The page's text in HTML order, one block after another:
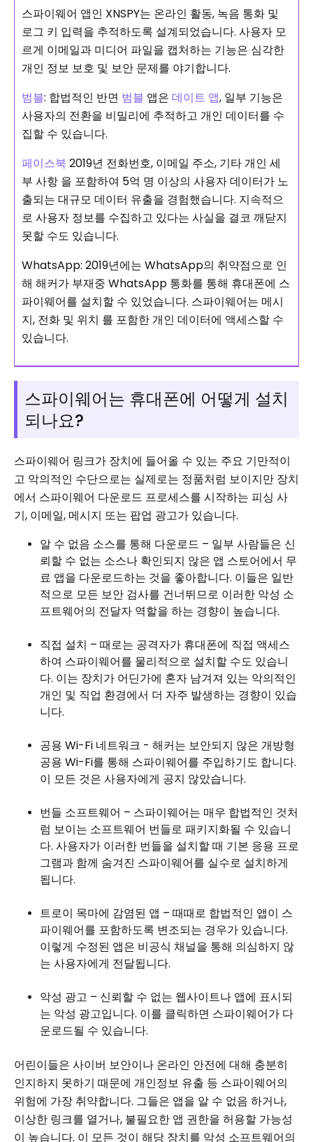
스파이웨어 앱인 XNSPY는 온라인 활동, 녹음 통화 및
로그 키 입력을 추적하도록 설계되었습니다. 사용자 모
르게 이메일과 미디어 파일을 캡처하는 기능은 심각한
개인 정보 보호 및 보안 문제를 야기합니다.
범블: 합법적인 반면 범블 앱은 데이트 앱, 일부 기능은
사용자의 전환을 비밀리에 추적하고 개인 데이터를 수
집할 수 있습니다.
페이스북 2019년 전화번호, 이메일 주소, 기타 개인 세
부 사항 을 포함하여 5억 명 이상의 사용자 데이터가 노
출되는 대규모 데이터 유출을 경험했습니다. 지속적으
로 사용자 정보를 수집하고 있다는 사실을 결코 깨닫지
못할 수도 있습니다.
WhatsApp: 2019년에는 WhatsApp의 취약점으로 인
해 해커가 부재중 WhatsApp 통화를 통해 휴대폰에 스
파이웨어를 설치할 수 있었습니다. 스파이웨어는 메시
지, 전화 및 위치 를 포함한 개인 데이터에 액세스할 수
있습니다.
스파이웨어는 휴대폰에 어떻게 설치
되나요?
스파이웨어 링크가 장치에 들어올 수 있는 주요 기만적이
고 악의적인 수단으로는 실제로는 정품처럼 보이지만 장치
에서 스파이웨어 다운로드 프로세스를 시작하는 피싱 사
기, 이메일, 메시지 또는 팝업 광고가 있습니다.
알 수 없음 소스를 통해 다운로드 – 일부 사람들은 신
뢰할 수 없는 소스나 확인되지 않은 앱 스토어에서 무
료 앱을 다운로드하는 것을 좋아합니다. 이들은 일반
적으로 모든 보안 검사를 건너뛰므로 이러한 악성 소
프트웨어의 전달자 역할을 하는 경향이 높습니다.
직접 설치 – 때로는 공격자가 휴대폰에 직접 액세스
하여 스파이웨어를 물리적으로 설치할 수도 있습니
다. 이는 장치가 어딘가에 혼자 남겨져 있는 악의적인
개인 및 직업 환경에서 더 자주 발생하는 경향이 있습
니다.
공용 Wi-Fi 네트워크 - 해커는 보안되지 않은 개방형
공용 Wi-Fi를 통해 스파이웨어를 주입하기도 합니다.
이 모든 것은 사용자에게 공지 않았습니다.
번들 소프트웨어 – 스파이웨어는 매우 합법적인 것처
럼 보이는 소프트웨어 번들로 패키지화될 수 있습니
다. 사용자가 이러한 번들을 설치할 때 기본 응용 프로
그램과 함께 숨겨진 스파이웨어를 실수로 설치하게
됩니다.
트로이 목마에 감염된 앱 – 때때로 합법적인 앱이 스
파이웨어를 포함하도록 변조되는 경우가 있습니다.
이렇게 수정된 앱은 비공식 채널을 통해 의심하지 않
는 사용자에게 전달됩니다.
악성 광고 – 신뢰할 수 없는 웹사이트나 앱에 표시되
는 악성 광고입니다. 이를 클릭하면 스파이웨어가 다
운로드될 수 있습니다.
어린이들은 사이버 보안이나 온라인 안전에 대해 충분히
인지하지 못하기 때문에 개인정보 유출 등 스파이웨어의
위험에 가장 취약합니다. 그들은 앱을 알 수 없음 하거나,
이상한 링크를 열거나, 불필요한 앱 권한을 허용할 가능성
이 높습니다. 이 모든 것이 해당 장치를 악성 소프트웨어의